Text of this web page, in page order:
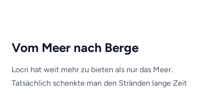
Vom Meer nach Berge
Locri hat weit mehr zu bieten als nur das Meer.
Tatsächlich schenkte man den Stränden lange Zeit